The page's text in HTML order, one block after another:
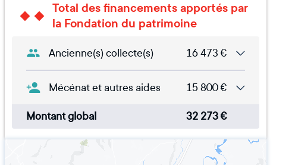
Total des financements apportés par
la Fondation du patrimoine
Ancienne(s) collecte(s) 16 473 €
Mécénat et autres aides 15 800€
Montant global 32 273€